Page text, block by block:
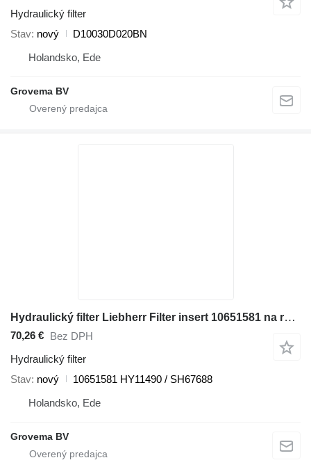
Hydraulický filter
Stav nový
D10030D020BN
Holandsko, Ede
Grovema BV
Hydraulický filter Liebherr Filter insert 10651581 na rýpadla
70,26 € Bez DPH
Hydraulický filter
Stav nový
10651581 HY11490 / SH67688
Holandsko, Ede
Grovema BV